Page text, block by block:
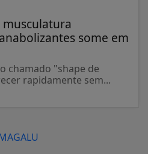
musculatura
some em
chamado "shape de
rapidamente sem...